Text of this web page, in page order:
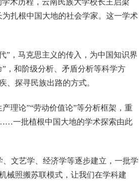
术历程，云南民族大学校长王启梁
扎根中国大地的社会学家。这一学术
”，马克思主义的传入，为中国知识界
，和阶级分析、矛盾分析等科学方
、探寻民族出路的方式。
理论”“劳动价值论”等分析框架，重
一批植根中国大地的学术探索由此
文艺学、经济学等逐步建立，一批学
械照搬苏联模式，让我们在学科建